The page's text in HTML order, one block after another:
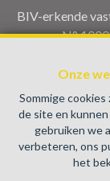
Onze
Sommige
de site en
gebruiken we
verbeteren, ons
het
BIV-erkende
N°
16B - 1000
BA en
Brussel